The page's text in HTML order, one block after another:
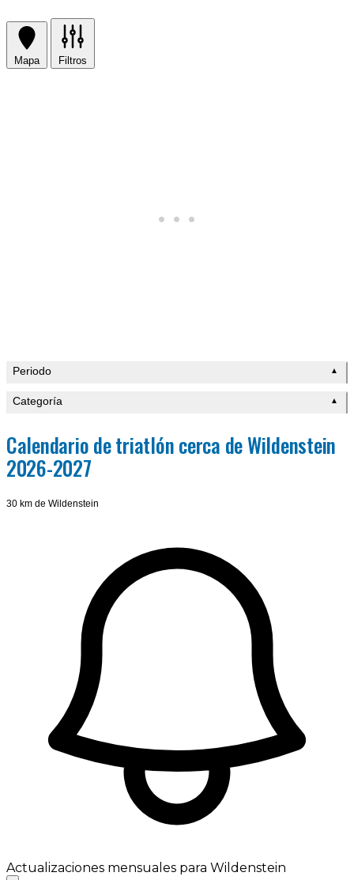
Mapa Filtros
Periodo ▲
Categoría ▲
Calendario de triatlón cerca de Wildenstein
2026-2027
30 km de Wildenstein
Actualizaciones mensuales para Wildenstein